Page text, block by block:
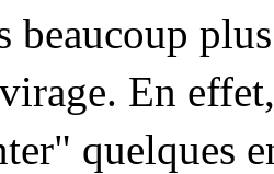
En
quelques